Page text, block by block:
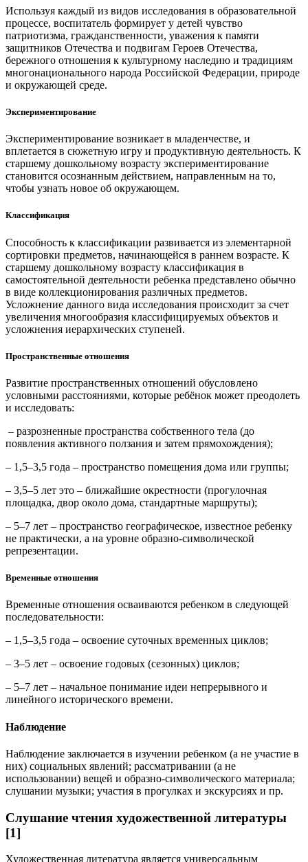
Используя каждый из видов исследования в образовательной
процессе, воспитатель формирует у детей чувство
патриотизма, гражданственности, уважения к памяти
защитников Отечества и подвигам Героев Отечества,
бережного отношения к культурному наследию и традициям
многонационального народа Российской Федерации, природе
и окружающей среде.
Экспериментирование
Экспериментирование возникает в младенчестве, и
вплетается в сюжетную игру и продуктивную деятельность. К
старшему дошкольному возрасту экспериментирование
становится осознанным действием, направленным на то,
чтобы узнать новое об окружающем.
Классификация
Способность к классификации развивается из элементарной
сортировки предметов, начинающейся в раннем возрасте. К
старшему дошкольному возрасту классификация в
самостоятельной деятельности ребенка представлено обычно
в виде коллекционирования различных предметов.
Усложнение данного вида исследования происходит за счет
увеличения многообразия классифицируемых объектов и
усложнения иерархических ступеней.
Пространственные отношения
Развитие пространственных отношений обусловлено
условными расстояниями, которые ребёнок может преодолеть
и исследовать:
– разрозненные пространства собственного тела (до
появления активного ползания и затем прямохождения);
– 1,5–3,5 года – пространство помещения дома или группы;
– 3,5–5 лет это – ближайшие окрестности (прогулочная
площадка, двор около дома, стандартные маршруты);
– 5–7 лет – пространство географическое, известное ребенку
не практически, а на уровне образно-символической
репрезентации.
Временные отношения
Временные отношения осваиваются ребенком в следующей
последовательности:
– 1,5–3,5 года – освоение суточных временных циклов;
– 3–5 лет – освоение годовых (сезонных) циклов;
– 5–7 лет – начальное понимание идеи непрерывного и
линейного исторического времени.
Наблюдение
Наблюдение заключается в изучении ребенком (а не участие в
них) социальных явлений; рассматривании (а не
использовании) вещей и образно-символического материала;
слушании музыки; участия в прогулках и экскурсиях и пр.
Слушание чтения художественной литературы
[1]
Художественная литература является универсальным